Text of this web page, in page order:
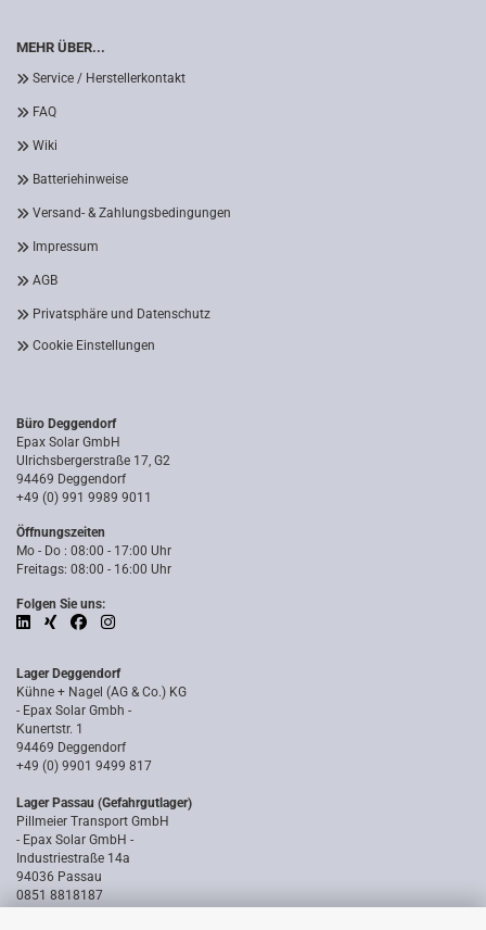
MEHR ÜBER...
Service / Herstellerkontakt
FAQ
Wiki
Batteriehinweise
Versand- & Zahlungsbedingungen
Impressum
AGB
Privatsphäre und Datenschutz
Cookie Einstellungen
Büro Deggendorf
Epax Solar GmbH
Ulrichsbergerstraße 17, G2
94469 Deggendorf
+49 (0) 991 9989 9011
Öffnungszeiten
Mo - Do : 08:00 - 17:00 Uhr
Freitags: 08:00 - 16:00 Uhr
Folgen Sie uns:
Lager Deggendorf
Kühne + Nagel (AG & Co.) KG
- Epax Solar Gmbh -
Kunertstr. 1
94469 Deggendorf
+49 (0) 9901 9499 817
Lager Passau (Gefahrgutlager)
Pillmeier Transport GmbH
- Epax Solar GmbH -
Industriestraße 14a
94036 Passau
0851 8818187